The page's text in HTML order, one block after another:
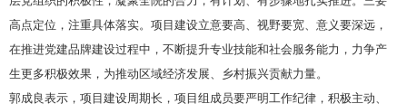
高点定位，注重具体落实。项目建设立意要高、视野要宽、意义要深远，
在推进党建品牌建设过程中，不断提升专业技能和社会服务能力，力争产
生更多积极效果，为推动区域经济发展、乡村振兴贡献力量。
郭成良表示，项目建设周期长，项目组成员要严明工作纪律，积极主动、